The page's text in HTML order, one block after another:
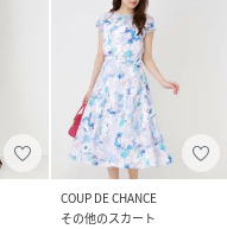
COUP DE CHANCE
その他のスカート